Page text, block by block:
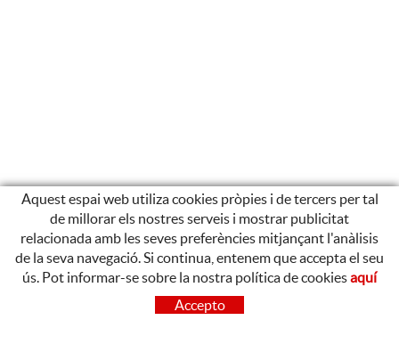
CONTACTE
Poligon Industrial de Begudà, Carrer de la Puntia, 20, 17857
Aquest espai web utiliza cookies pròpies i de tercers per tal
de millorar els nostres serveis i mostrar publicitat
relacionada amb les seves preferències mitjançant l'anàlisis
de la seva navegació. Si continua, entenem que accepta el seu
ús. Pot informar-se sobre la nostra política de cookiesaquí
Accepto